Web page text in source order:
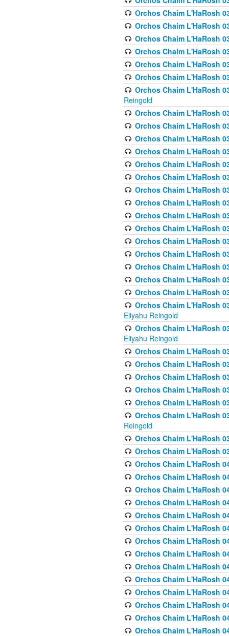
Orchos Chaim L'HaRosh
Orchos Chaim L'HaRosh
Orchos Chaim L'HaRosh
Orchos Chaim L'HaRosh
Orchos Chaim L'HaRosh
Orchos Chaim L'HaRosh
Orchos Chaim L'HaRosh
Reingold
Orchos Chaim L'HaRosh
Orchos Chaim L'HaRosh
Orchos Chaim L'HaRosh
Orchos Chaim L'HaRosh
Orchos Chaim L'HaRosh
Orchos Chaim L'HaRosh
Orchos Chaim L'HaRosh
Orchos Chaim L'HaRosh
Orchos Chaim L'HaRosh
Orchos Chaim L'HaRosh
Orchos Chaim L'HaRosh
Orchos Chaim L'HaRosh
Orchos Chaim L'HaRosh
Orchos Chaim L'HaRosh
Orchos Chaim L'HaRosh
Orchos Chaim L'HaRosh
Eliyahu Reingold
Orchos Chaim L'HaRosh
Eliyahu Reingold
Orchos Chaim L'HaRosh
Orchos Chaim L'HaRosh
Orchos Chaim L'HaRosh
Orchos Chaim L'HaRosh
Orchos Chaim L'HaRosh
Orchos Chaim L'HaRosh
Reingold
Orchos Chaim L'HaRosh
Orchos Chaim L'HaRosh
Orchos Chaim L'HaRosh
Orchos Chaim L'HaRosh
Orchos Chaim L'HaRosh
Orchos Chaim L'HaRosh
Orchos Chaim L'HaRosh
Orchos Chaim L'HaRosh
Orchos Chaim L'HaRosh
Orchos Chaim L'HaRosh
Orchos Chaim L'HaRosh
Orchos Chaim L'HaRosh
Orchos Chaim L'HaRosh
Orchos Chaim L'HaRosh
Orchos Chaim L'HaRosh
Orchos Chaim L'HaRosh